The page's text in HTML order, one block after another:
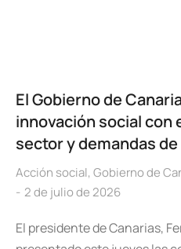
El Gobierno de
innovación social con
sector y demandas
Acción social, Gobierno de
2 de julio de 2026
El presidente de Canarias,